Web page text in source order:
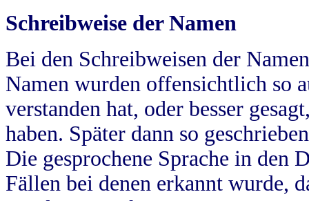
Schreibweise der Namen
Bei den Schreibweisen der
Namen wurden offensichtlich so
verstanden hat, oder besser
haben. Später dann so
Die gesprochene Sprache in
Fällen bei denen erkannt wurde,